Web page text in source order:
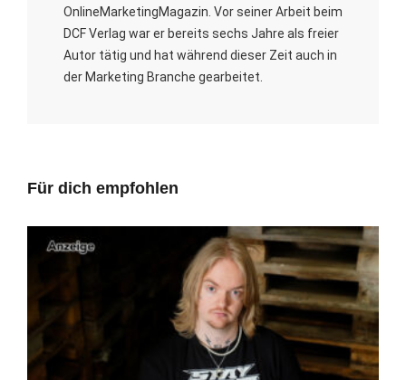
OnlineMarketingMagazin. Vor seiner Arbeit beim
DCF Verlag war er bereits sechs Jahre als freier
Autor tätig und hat während dieser Zeit auch in
der Marketing Branche gearbeitet.
Für dich empfohlen